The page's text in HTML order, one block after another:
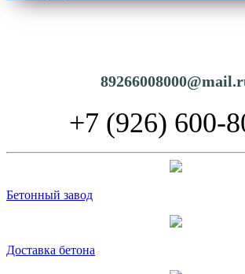
+7 (926) 600-
Бетонный завод
Доставка бетона